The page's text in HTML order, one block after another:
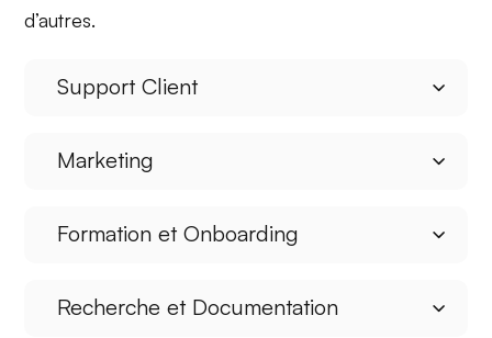
d’autres.
Support Client
Marketing
Formation et Onboarding
Recherche et Documentation